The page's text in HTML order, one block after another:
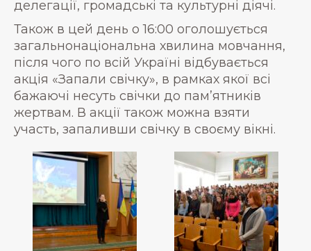
делегації, громадські та культурні діячі.
Також в цей день о 16:00 оголошується
загальнонаціональна хвилина мовчання,
після чого по всій Україні відбувається
акція «Запали свічку», в рамках якої всі
бажаючі несуть свічки до пам’ятників
жертвам. В акції також можна взяти
участь, запаливши свічку в своєму вікні.